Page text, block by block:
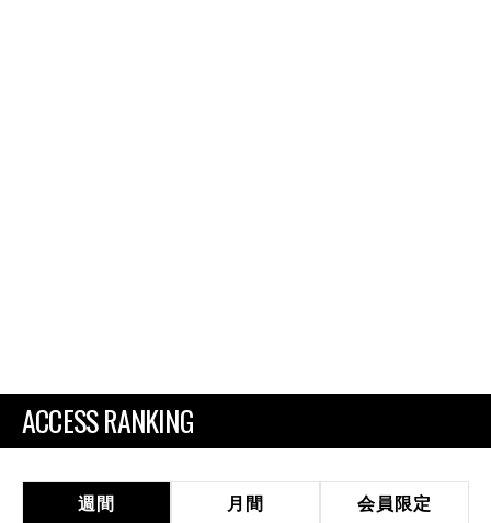
ACCESS RANKING
週間 月間 会員限定